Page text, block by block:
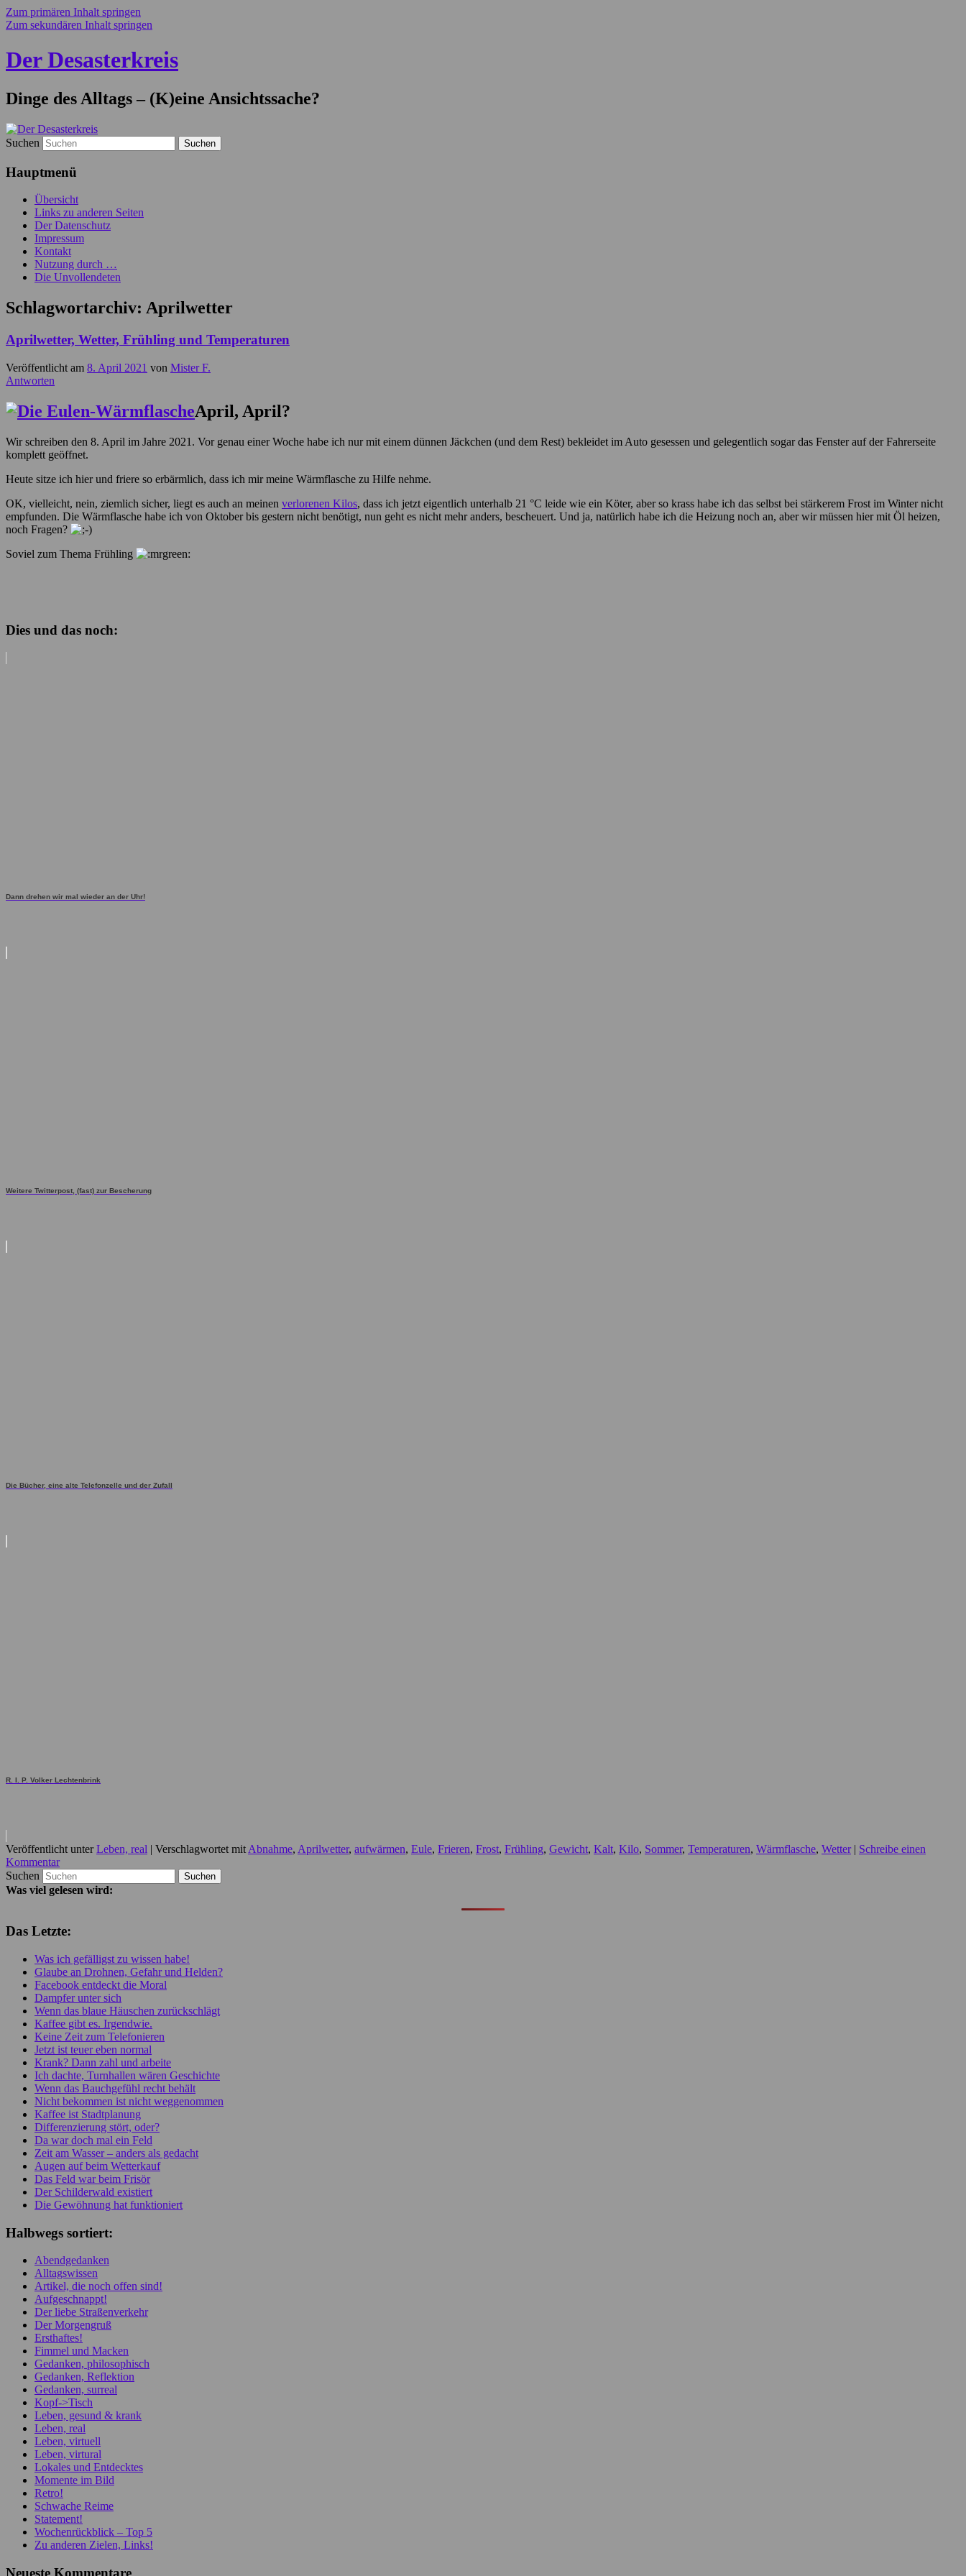
Zum primären Inhalt springen
Zum sekundären Inhalt springen
Der Desasterkreis
Dinge des Alltags – (K)eine Ansichtssache?
Suchen
Hauptmenü
Übersicht
Links zu anderen Seiten
Der Datenschutz
Impressum
Kontakt
Nutzung durch …
Die Unvollendeten
Schlagwortarchiv: Aprilwetter
Aprilwetter, Wetter, Frühling und Temperaturen
Veröffentlicht am 8. April 2021 von Mister F.
Antworten
April, April?
Wir schreiben den 8. April im Jahre 2021. Vor genau einer Woche habe ich nur mit einem dünnen Jäckchen (und dem Rest) bekleidet im Auto gesessen und gelegentlich sogar das Fenster auf der Fahrerseite
komplett geöffnet.
Heute sitze ich hier und friere so erbärmlich, dass ich mir meine Wärmflasche zu Hilfe nehme.
OK, vielleicht, nein, ziemlich sicher, liegt es auch an meinen verlorenen Kilos, dass ich jetzt eigentlich unterhalb 21 °C leide wie ein Köter, aber so krass habe ich das selbst bei stärkerem Frost im Winter nicht
empfunden. Die Wärmflasche habe ich von Oktober bis gestern nicht benötigt, nun geht es nicht mehr anders, bescheuert. Und ja, natürlich habe ich die Heizung noch an, aber wir müssen hier mit Öl heizen,
noch Fragen?
Soviel zum Thema Frühling
Dies und das noch:
Dann drehen wir mal wieder an der Uhr!
Weitere Twitterpost, (fast) zur Bescherung
Die Bücher, eine alte Telefonzelle und der Zufall
R. I. P. Volker Lechtenbrink
Veröffentlicht unter Leben, real | Verschlagwortet mit Abnahme, Aprilwetter, aufwärmen, Eule, Frieren, Frost, Frühling, Gewicht, Kalt, Kilo, Sommer, Temperaturen, Wärmflasche, Wetter | Schreibe einen
Kommentar
Suchen
Was viel gelesen wird:
Das Letzte:
Was ich gefälligst zu wissen habe!
Glaube an Drohnen, Gefahr und Helden?
Facebook entdeckt die Moral
Dampfer unter sich
Wenn das blaue Häuschen zurückschlägt
Kaffee gibt es. Irgendwie.
Keine Zeit zum Telefonieren
Jetzt ist teuer eben normal
Krank? Dann zahl und arbeite
Ich dachte, Turnhallen wären Geschichte
Wenn das Bauchgefühl recht behält
Nicht bekommen ist nicht weggenommen
Kaffee ist Stadtplanung
Differenzierung stört, oder?
Da war doch mal ein Feld
Zeit am Wasser – anders als gedacht
Augen auf beim Wetterkauf
Das Feld war beim Frisör
Der Schilderwald existiert
Die Gewöhnung hat funktioniert
Halbwegs sortiert:
Abendgedanken
Alltagswissen
Artikel, die noch offen sind!
Aufgeschnappt!
Der liebe Straßenverkehr
Der Morgengruß
Ersthaftes!
Fimmel und Macken
Gedanken, philosophisch
Gedanken, Reflektion
Gedanken, surreal
Kopf->Tisch
Leben, gesund & krank
Leben, real
Leben, virtuell
Leben, virtural
Lokales und Entdecktes
Momente im Bild
Retro!
Schwache Reime
Statement!
Wochenrückblick – Top 5
Zu anderen Zielen, Links!
Neueste Kommentare